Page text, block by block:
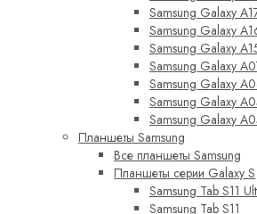
Samsung Galaxy
Samsung Galaxy
Samsung Galaxy
Samsung Galaxy
Samsung Galaxy
Samsung Galaxy
Samsung Galaxy
Планшеты Samsung
Все планшеты Samsung
Планшеты серии Galaxy S
Samsung Tab S11
Samsung Tab S11